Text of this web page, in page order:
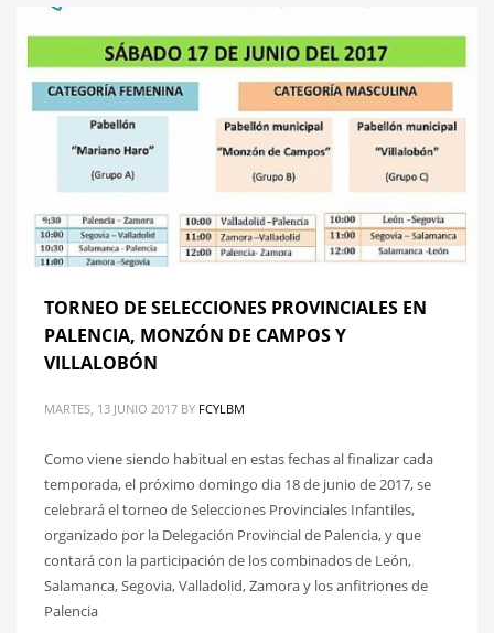
TORNEO DE SELECCIONES PROVINCIALES EN
PALENCIA, MONZÓN DE CAMPOS Y
VILLALOBÓN
MARTES, 13 JUNIO 2017 BY FCYLBM
Como viene siendo habitual en estas fechas al finalizar cada
temporada, el próximo domingo dia 18 de junio de 2017, se
celebrará el torneo de Selecciones Provinciales Infantiles,
organizado por la Delegación Provincial de Palencia, y que
contará con la participación de los combinados de León,
Salamanca, Segovia, Valladolid, Zamora y los anfitriones de
Palencia